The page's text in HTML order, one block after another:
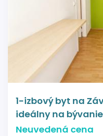
1-izbový byt na
ideálny na
Neuvedená cena